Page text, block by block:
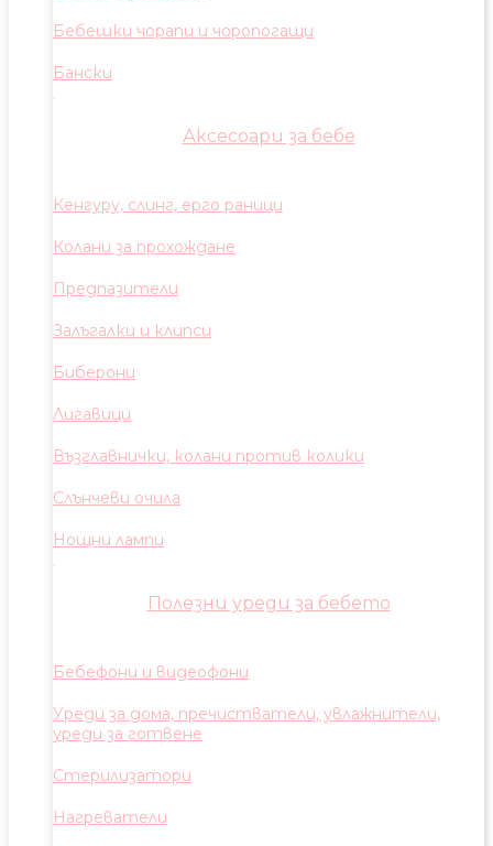
Бебешки чорапи и чоропогащи
Бански
Аксесоари за бебе
Кенгуру, слинг, ерго раници
Колани за прохождане
Предпазители
Залъгалки и клипси
Биберони
Лигавици
Възглавнички, колани против колики
Слънчеви очила
Нощни лампи
Полезни уреди за бебето
Бебефони и видеофони
Уреди за дома, пречистватели, увлажнители,
уреди за готвене
Стерилизатори
Нагреватели